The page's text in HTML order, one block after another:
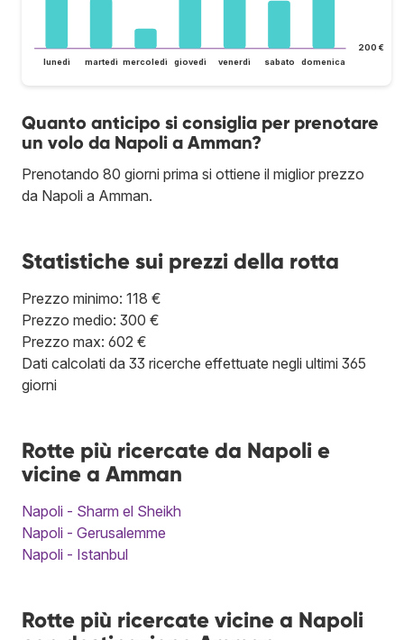
200 €
lunedì martedì mercoledì giovedì venerdì sabato domenica
Quanto anticipo si consiglia per prenotare
un volo da Napoli a Amman?
Prenotando 80 giorni prima si ottiene il miglior prezzo
da Napoli a Amman.
Statistiche sui prezzi della rotta
Prezzo minimo: 118 €
Prezzo medio: 300 €
Prezzo max: 602 €
Dati calcolati da 33 ricerche effettuate negli ultimi 365
giorni
Rotte più ricercate da Napoli e
vicine a Amman
Napoli - Sharm el Sheikh
Napoli - Gerusalemme
Napoli - Istanbul
Rotte più ricercate vicine a Napoli